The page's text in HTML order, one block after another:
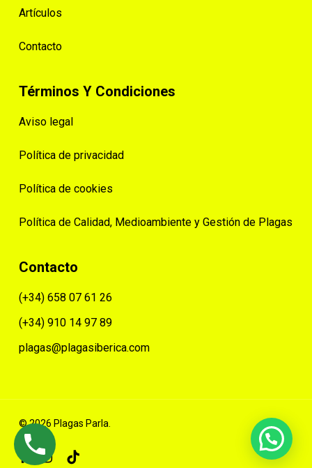
Artículos
Contacto
Términos Y Condiciones
Aviso legal
Política de privacidad
Política de cookies
Política de Calidad, Medioambiente y Gestión de Plagas
Contacto
(+34) 658 07 61 26
(+34) 910 14 97 89
plagas@plagasiberica.com
© 2026 Plagas Parla.
facebookinstagram
tiktok